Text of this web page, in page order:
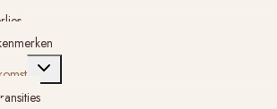
Toggle